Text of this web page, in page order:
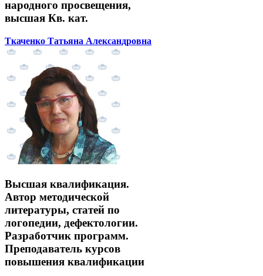
народного просвещения,
высшая Кв. кат.
Ткаченко Татьяна Александровна
Высшая квалификация.
Автор методической
литературы, статей по
логопедии, дефектологии.
Разработчик программ.
Преподаватель курсов
повышения квалификации